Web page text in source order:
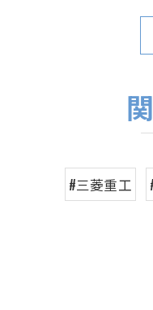
#三菱重工